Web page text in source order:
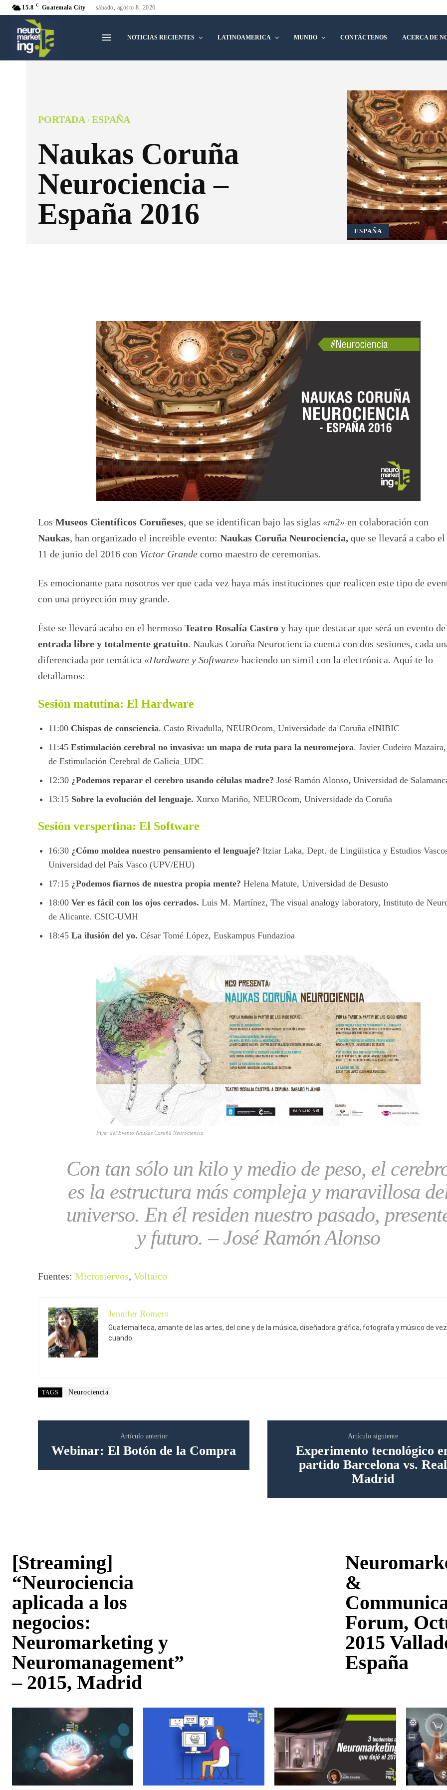
15.8 C Guatemala City sábado, agosto 8, 2026
NOTICIAS RECIENTES LATINOAMERICA MUNDO CONTÁCTENOS ACERCA DE
PORTADA ESPAÑA
Naukas Coruña
Neurociencia –
España 2016
ESPAÑA
Los Museos Científicos Coruñeses, que se identifican bajo las siglas «m2» en colaboración con
Naukas, han organizado el increible evento: Naukas Coruña Neurociencia, que se llevará a cabo el
11 de junio del 2016 con Victor Grande como maestro de ceremonias.
Es emocionante para nosotros ver que cada vez haya más instituciones que realicen este tipo de
con una proyección muy grande.
Éste se llevará acabo en el hermoso Teatro Rosalía Castro y hay que destacar que será un evento de
entrada libre y totalmente gratuito. Naukas Coruña Neurociencia cuenta con dos sesiones, cada
diferenciada por temática «Hardware y Software» haciendo un simil con la electrónica. Aquí te lo
detallamos:
Sesión matutina: El Hardware
11:00 Chispas de consciencia. Casto Rivadulla, NEUROcom, Universidade da Coruña eINIBIC
11:45 Estimulación cerebral no invasiva: un mapa de ruta para la neuromejora. Javier Cudeiro
de Estimulación Cerebral de Galicia_UDC
12:30 ¿Podemos reparar el cerebro usando células madre? José Ramón Alonso, Universidad de
13:15 Sobre la evolución del lenguaje. Xurxo Mariño, NEUROcom, Universidade da Coruña
Sesión verspertina: El Software
16:30 ¿Cómo moldea nuestro pensamiento el lenguaje? Itziar Laka, Dept. de Lingüistica y Estudios
Universidad del País Vasco (UPV/EHU)
17:15 ¿Podemos fiarnos de nuestra propia mente? Helena Matute, Universidad de Desusto
18:00 Ver es fácil con los ojos cerrados. Luis M. Martínez, The visual analogy laboratory, Instituto de
de Alicante. CSIC-UMH
18:45 La ilusión del yo. César Tomé López, Euskampus Fundazioa
Flyer del Evento Naukas Coruña Neurociencia
Con tan sólo un kilo y medio de peso, el
es la estructura más compleja y maravillosa
universo. En él residen nuestro pasado,
y futuro. – José Ramón Alonso
Fuentes: Microsiervos, Voltaico
Jennifer Romero
Guatemalteca, amante de las artes, del cine y de la música, diseñadora gráfica, fotografa y músico de
cuando.
TAGS Neurociencia
Artículo anterior
Webinar: El Botón de la Compra
Artículo siguiente
Experimento tecnológico
partido Barcelona vs. Real
Madrid
[Streaming]
“Neurociencia
aplicada a los
negocios:
Neuromarketing y
Neuromanagement”
– 2015, Madrid
&
Forum,
2015
España